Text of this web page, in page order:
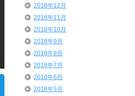
2018年12月
2018年11月
2018年10月
2018年9月
2018年8月
2018年7月
2018年6月
2018年5月